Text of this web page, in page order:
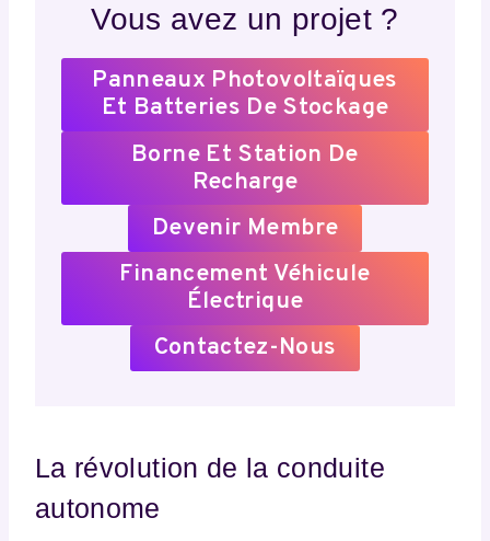
Vous avez un projet ?
Panneaux Photovoltaïques
Et Batteries De Stockage
Borne Et Station De
Recharge
Devenir Membre
Financement Véhicule
Électrique
Contactez-Nous
La révolution de la conduite
autonome